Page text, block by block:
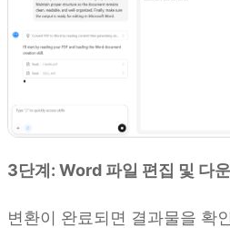
3단계: Word 파일 편집 및 다
변환이 완료되면 결과물을 확